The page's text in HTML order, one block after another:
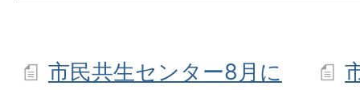
市民共生センター8月に